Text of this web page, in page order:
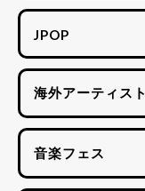
JPOP
海外アーティスト
音楽フェス